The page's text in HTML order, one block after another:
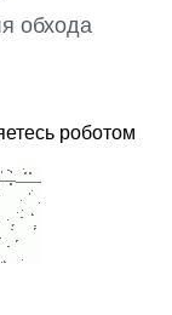
обхода
роботом